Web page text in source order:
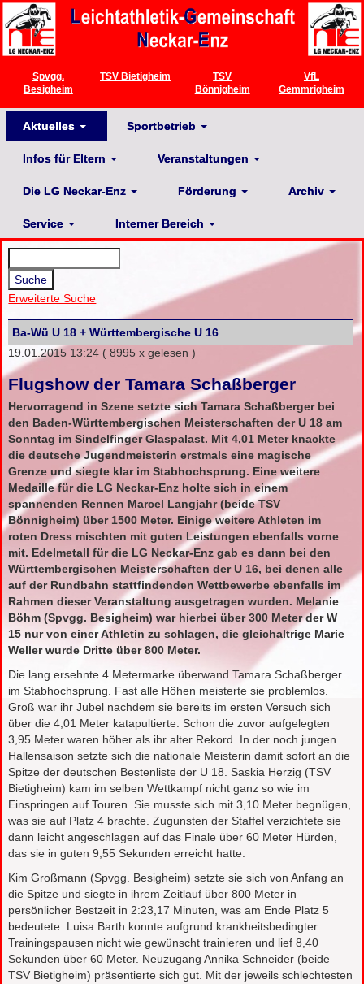
Spvgg.
Besigheim
TSV Bietigheim
TSV
Bönnigheim
VfL
Gemmrigheim
Aktuelles Sportbetrieb
Infos für Eltern Veranstaltungen
Die LG Neckar-Enz Förderung Archiv
Service Interner Bereich
Erweiterte Suche
Ba-Wü U 18 + Württembergische U 16
19.01.2015 13:24 ( 8995 x gelesen )
Flugshow der Tamara Schaßberger
Hervorragend in Szene setzte sich Tamara Schaßberger bei
den Baden-Württembergischen Meisterschaften der U 18 am
Sonntag im Sindelfinger Glaspalast. Mit 4,01 Meter knackte
die deutsche Jugendmeisterin erstmals eine magische
Grenze und siegte klar im Stabhochsprung. Eine weitere
Medaille für die LG Neckar-Enz holte sich in einem
spannenden Rennen Marcel Langjahr (beide TSV
Bönnigheim) über 1500 Meter. Einige weitere Athleten im
roten Dress mischten mit guten Leistungen ebenfalls vorne
mit. Edelmetall für die LG Neckar-Enz gab es dann bei den
Württembergischen Meisterschaften der U 16, bei denen alle
auf der Rundbahn stattfindenden Wettbewerbe ebenfalls im
Rahmen dieser Veranstaltung ausgetragen wurden. Melanie
Böhm (Spvgg. Besigheim) war hierbei über 300 Meter der W
15 nur von einer Athletin zu schlagen, die gleichaltrige Marie
Weller wurde Dritte über 800 Meter.
Die lang ersehnte 4 Metermarke überwand Tamara Schaßberger
im Stabhochsprung. Fast alle Höhen meisterte sie problemlos.
Groß war ihr Jubel nachdem sie bereits im ersten Versuch sich
über die 4,01 Meter katapultierte. Schon die zuvor aufgelegten
3,95 Meter waren höher als ihr alter Rekord. In der noch jungen
Hallensaison setzte sich die nationale Meisterin damit sofort an die
Spitze der deutschen Bestenliste der U 18. Saskia Herzig (TSV
Bietigheim) kam im selben Wettkampf nicht ganz so wie im
Einspringen auf Touren. Sie musste sich mit 3,10 Meter begnügen,
was sie auf Platz 4 brachte. Zugunsten der Staffel verzichtete sie
dann leicht angeschlagen auf das Finale über 60 Meter Hürden,
das sie in guten 9,55 Sekunden erreicht hatte.
Kim Großmann (Spvgg. Besigheim) setzte sie sich von Anfang an
die Spitze und siegte in ihrem Zeitlauf über 800 Meter in
persönlicher Bestzeit in 2:23,17 Minuten, was am Ende Platz 5
bedeutete. Luisa Barth konnte aufgrund krankheitsbedingter
Trainingspausen nicht wie gewünscht trainieren und lief 8,40
Sekunden über 60 Meter. Neuzugang Annika Schneider (beide
TSV Bietigheim) präsentierte sich gut. Mit der jeweils schlechtesten